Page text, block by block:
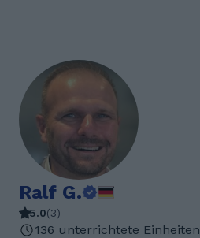
Ralf G.
5.0(3)
136 unterrichtete Einheiten